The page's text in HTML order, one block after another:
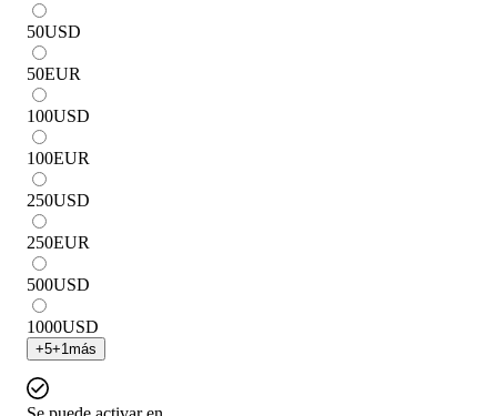
50USD
50EUR
100USD
100EUR
250USD
250EUR
500USD
1000USD
+5+1 más